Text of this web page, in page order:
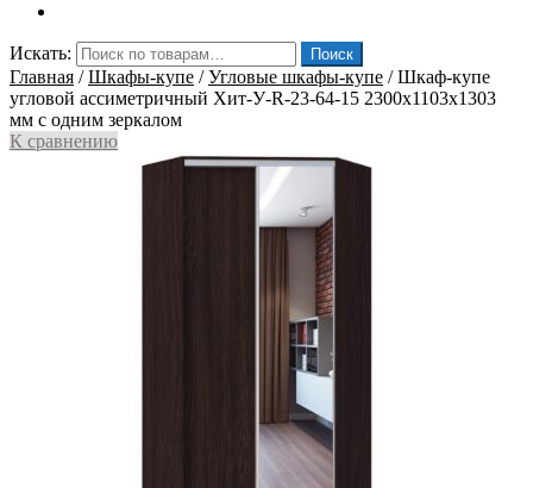
Искать: Поиск
Главная /Шкафы-купе /Угловые шкафы-купе /Шкаф-купе
угловой ассиметричный Хит-У-R-23-64-15 2300x1103x1303
мм с одним зеркалом
К сравнению